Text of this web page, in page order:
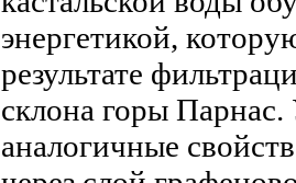
энергетикой,
результате
склона горы
аналогичные